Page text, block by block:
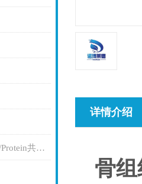
RNA/miRNA/DNA/Protein共提取
详情介绍
骨